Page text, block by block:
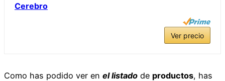
Cerebro
Ver precio
Como has podido ver en el listado de productos, has